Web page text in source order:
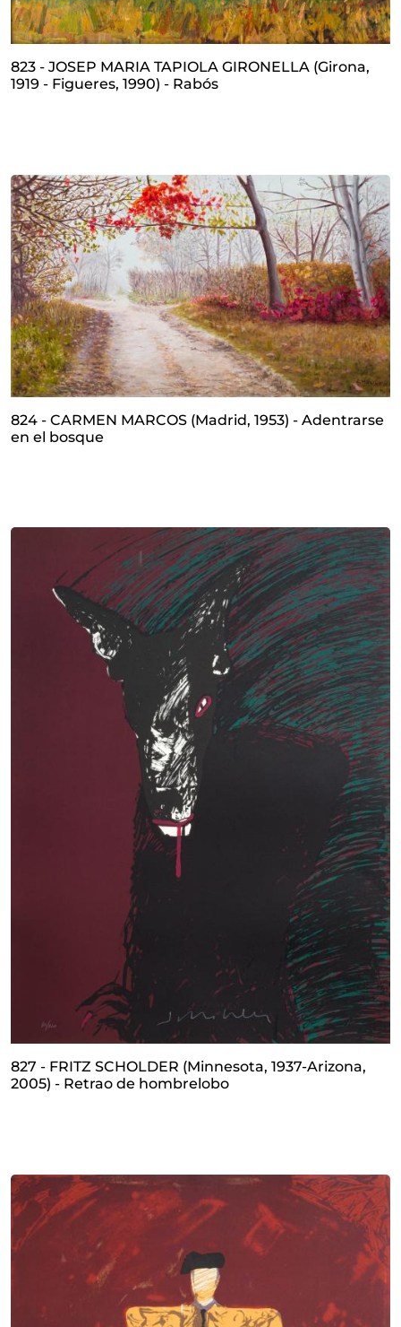
823 - JOSEP MARIA TAPIOLA GIRONELLA (Girona,
1919 - Figueres, 1990) - Rabós
824 - CARMEN MARCOS (Madrid, 1953) - Adentrarse
en el bosque
827 - FRITZ SCHOLDER (Minnesota, 1937-Arizona,
2005) - Retrao de hombrelobo